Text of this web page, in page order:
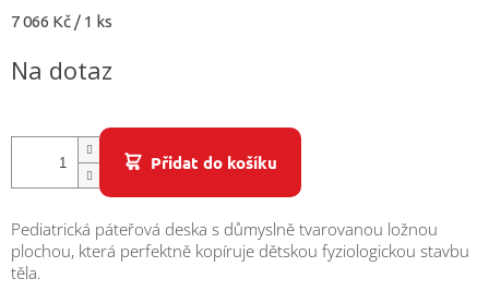
Měrná
7 066 Kč / 1 ks
Na dotaz
Přidat do košíku
Pediatrická páteřová deska s důmyslně tvarovanou ložnou
plochou, která perfektně kopíruje dětskou fyziologickou stavbu
těla.